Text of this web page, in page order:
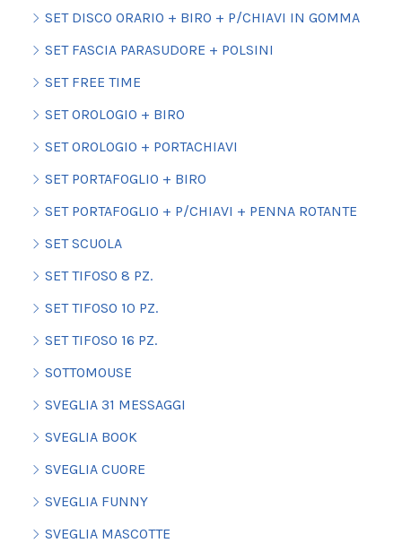
SET DISCO ORARIO + BIRO + P/CHIAVI IN GOMMA
SET FASCIA PARASUDORE + POLSINI
SET FREE TIME
SET OROLOGIO + BIRO
SET OROLOGIO + PORTACHIAVI
SET PORTAFOGLIO + BIRO
SET PORTAFOGLIO + P/CHIAVI + PENNA ROTANTE
SET SCUOLA
SET TIFOSO 8 PZ.
SET TIFOSO 10 PZ.
SET TIFOSO 16 PZ.
SOTTOMOUSE
SVEGLIA 31 MESSAGGI
SVEGLIA BOOK
SVEGLIA CUORE
SVEGLIA FUNNY
SVEGLIA MASCOTTE